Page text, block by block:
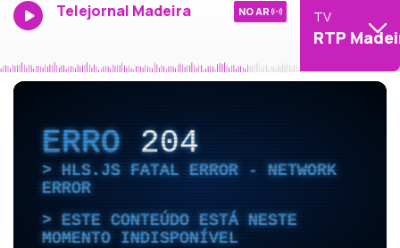
Telejornal Madeira NO AR TV
RTP
ERRO204
HLS.JS FATAL ERROR - NETWORK
ERROR
ESTE CONTEÚDO ESTÁ NESTE
MOMENTO INDISPONÍVEL